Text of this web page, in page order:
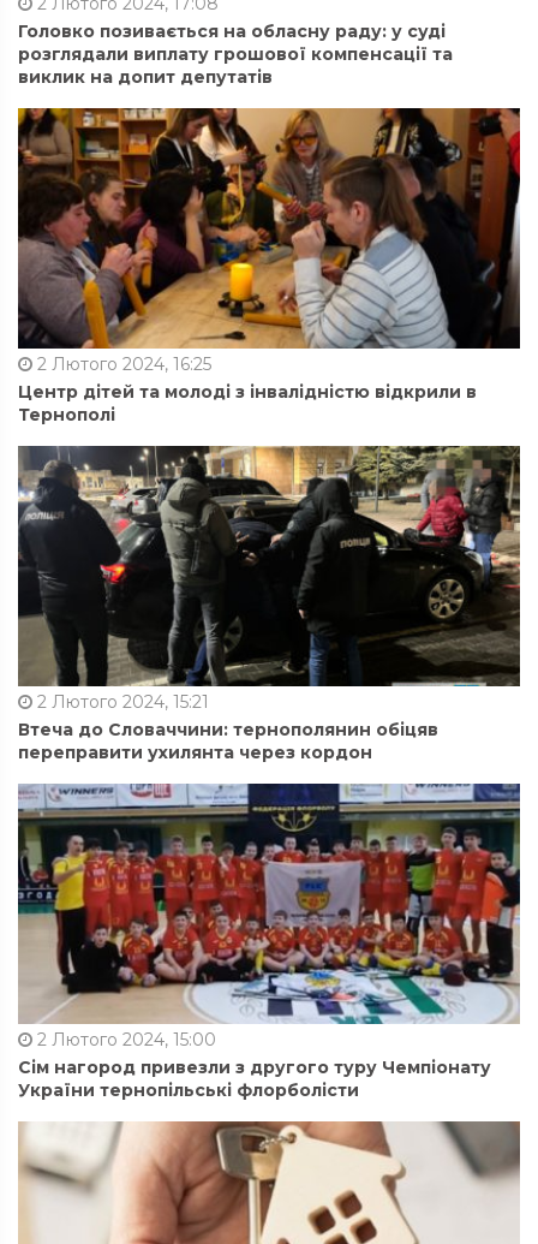
Головко позивається на обласну раду: у суді
розглядали виплату грошової компенсації та
виклик на допит депутатів
2 Лютого 2024, 16:25
Центр дітей та молоді з інвалідністю відкрили в
Тернополі
2 Лютого 2024, 15:21
Втеча до Словаччини: тернополянин обіцяв
переправити ухилянта через кордон
2 Лютого 2024, 15:00
Сім нагород привезли з другого туру Чемпіонату
України тернопільські флорболісти